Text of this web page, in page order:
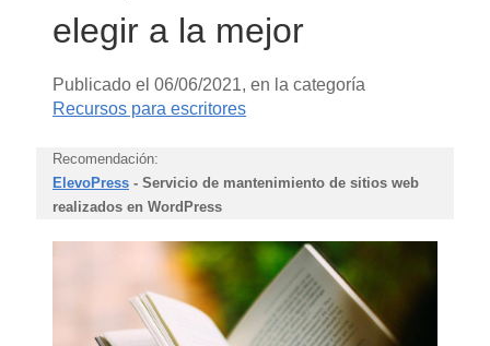
elegir a la mejor
Publicado el 06/06/2021, en la categoría
Recursos para escritores
Recomendación:
ElevoPress- Servicio de mantenimiento de sitios web
realizados en WordPress